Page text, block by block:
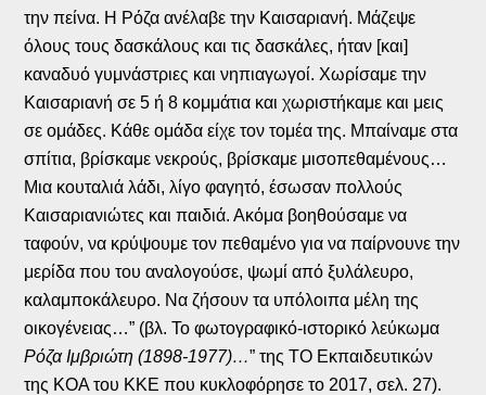
την πείνα. Η Ρόζα ανέλαβε την Καισαριανή. Μάζεψε
όλους τους δασκάλους και τις δασκάλες, ήταν [και]
καναδυό γυμνάστριες και νηπιαγωγοί. Χωρίσαμε την
Καισαριανή σε 5 ή 8 κομμάτια και χωριστήκαμε και μεις
σε ομάδες. Κάθε ομάδα είχε τον τομέα της. Μπαίναμε στα
σπίτια, βρίσκαμε νεκρούς, βρίσκαμε μισοπεθαμένους…
Μια κουταλιά λάδι, λίγο φαγητό, έσωσαν πολλούς
Καισαριανιώτες και παιδιά. Ακόμα βοηθούσαμε να
ταφούν, να κρύψουμε τον πεθαμένο για να παίρνουνε την
μερίδα που του αναλογούσε, ψωμί από ξυλάλευρο,
καλαμποκάλευρο. Να ζήσουν τα υπόλοιπα μέλη της
οικογένειας…” (βλ. Το φωτογραφικό-ιστορικό λεύκωμα
Ρόζα Ιμβριώτη (1898-1977)…” της ΤΟ Εκπαιδευτικών
της ΚΟΑ του ΚΚΕ που κυκλοφόρησε το 2017, σελ. 27).